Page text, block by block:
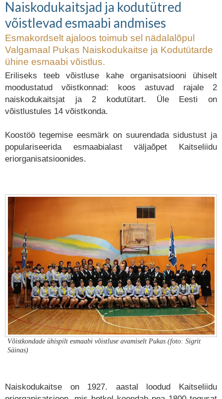
Naiskodukaitsjad ja kodutütred
võistlevad esmaabi andmises
Esmakordselt ajaloos toimub sel nädalalõpul
Valgamaal Pukas Naiskodukaitse ja Kodutütarde
ühine esmaabi võistlus.
Eriliseks teeb võistluse kahe organisatsiooni ühiselt
moodustatud võistkonnad: koos astuvad rajale 2
naiskodukaitsjat ja 2 kodutütart. Üle Eesti on
võistlustules 14 võistkonda.
Koostöö tegemise eesmärk on suurendada sidustust ja
populariseerida esmaabialast väljaõpet Kaitseliidu
eriorganisatsioonides.
Võistkondade ühispilt esmaabi võistluse avamiselt Pukas (foto: Sigrit
Säinas)
Naiskodukaitse on 1927. aastal loodud Kaitseliidu